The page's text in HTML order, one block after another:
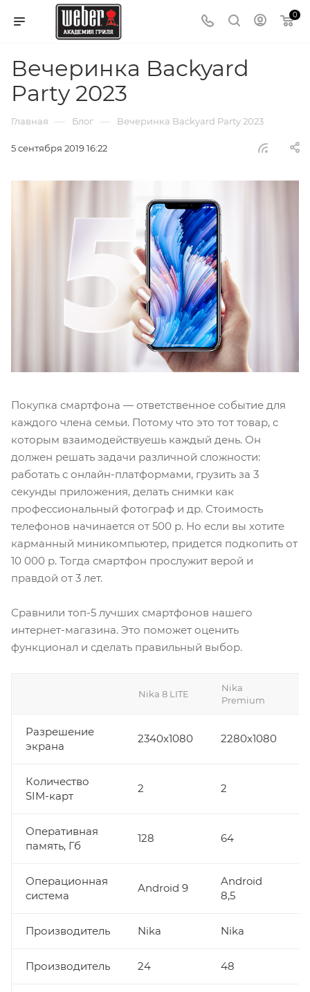
0
Вечеринка Backyard
Party 2023
Главная — Блог — Вечеринка Backyard Party 2023
5 сентября 2019 16:22
Покупка смартфона — ответственное событие для
каждого члена семьи. Потому что это тот товар, с
которым взаимодействуешь каждый день. Он
должен решать задачи различной сложности:
работать с онлайн-платформами, грузить за 3
секунды приложения, делать снимки как
профессиональный фотограф и др. Стоимость
телефонов начинается от 500 р. Но если вы хотите
карманный миникомпьютер, придется подкопить от
10 000 р. Тогда смартфон прослужит верой и
правдой от 3 лет.
Сравнили топ-5 лучших смартфонов нашего
интернет-магазина. Это поможет оценить
функционал и сделать правильный выбор.
Nika 8 LITE
Nika
Premium
Разрешение
экрана
2340x1080 2280х1080
Количество
SIM-карт
2 2
Оперативная
память, Гб
128 64
Операционная
система
Android 9
Android
8,5
Производитель Nika Nika
Производитель 24 48